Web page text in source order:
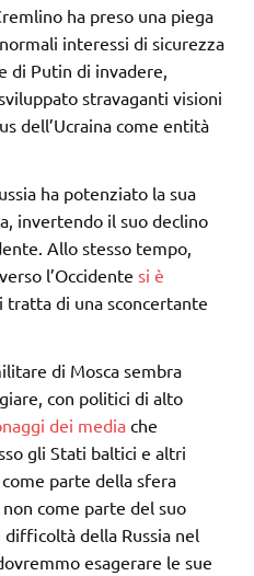
ha preso una piega
interessi di sicurezza
di Putin di invadere,
stravaganti visioni
dell’Ucraina come entità
ha potenziato la sua
invertendo il suo declino
Allo stesso tempo,
l’Occidente si è
tratta di una sconcertante
di Mosca sembra
con politici di alto
dei media che
gli Stati baltici e altri
parte della sfera
come parte del suo
della Russia nel
esagerare le sue